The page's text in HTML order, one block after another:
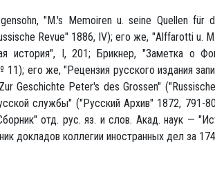
"M.'s Memoiren u. seine Quellen für
Revue" 1886, IV); его же, "Alffarotti u.
история", I, 201; Брикнер, "Заметка о
его же, "Рецензия русского издания
Geschichte Peter's des Grossen"
службы" ("Русский Архив" 1872, 791-
отд. рус. яз. и слов. Акад. наук —
докладов коллегии иностранных дел за